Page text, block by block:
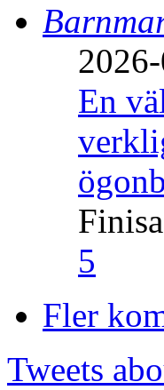
En
Finisa
5
Fler
Tweets